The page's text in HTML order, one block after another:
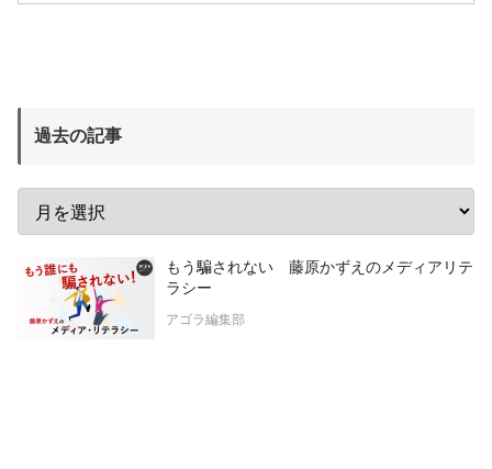
過去の記事
もう騙されない 藤原かずえのメディアリテ
ラシー
アゴラ編集部